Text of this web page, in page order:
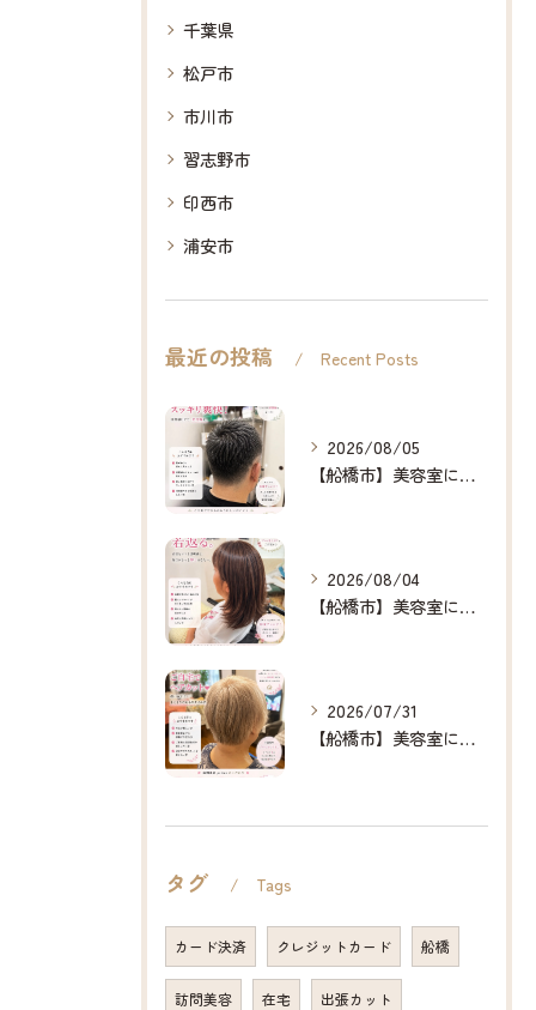
千葉県
松戸市
市川市
習志野市
印西市
浦安市
最近の投稿 Recent Posts
2026/08/05
【船橋市】美容室に行けない…をなくしたい✂️✨
2026/08/04
【船橋市】美容室に行けない…をなくしたい✂️✨
2026/07/31
【船橋市】美容室に行けない…をなくしたい✂️✨
タグ Tags
カード決済 クレジットカード 船橋
訪問美容 在宅 出張カット